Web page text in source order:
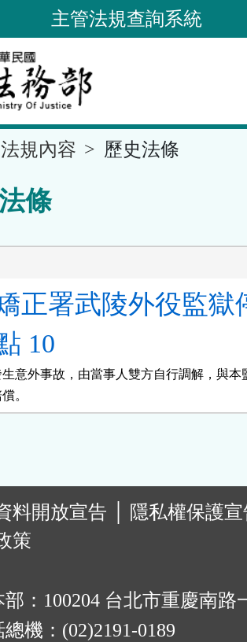
主管法規查詢系統
法規內容 歷史法條
條
正署武陵外役監獄
10
意外事故，由當事人雙方自行調解，與本
。
料開放宣告
隱私權保護
策
：100204 台北市重慶南路
機：(02)2191-0189